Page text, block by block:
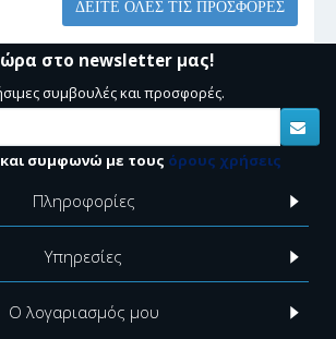
ΔΕΊΤΕ ΌΛΕΣ ΤΙΣ ΠΡΟΣΦΟΡΈΣ
στο newsletter μας!
συμβουλές και προσφορές.
συμφωνώ με τους όρους χρήσεις
Πληροφορίες
Υπηρεσίες
Ο λογαριασμός μου